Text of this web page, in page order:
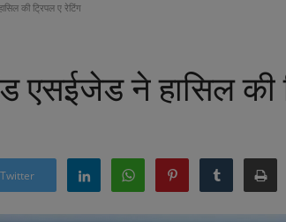
की ट्रिपल ए रेटिंग
एसईजेड ने हासिल की
Twitter